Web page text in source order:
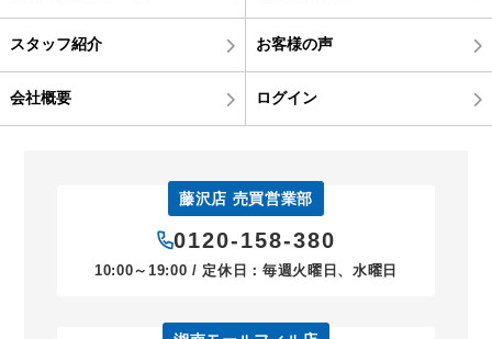
スタッフ紹介 お客様の声
会社概要 ログイン
藤沢店 売買営業部
0120-158-380
10:00～19:00 / 定休日：毎週火曜日、水曜日